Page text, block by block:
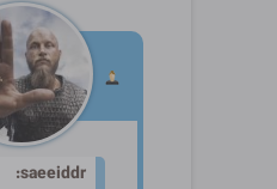
saeeiddr: